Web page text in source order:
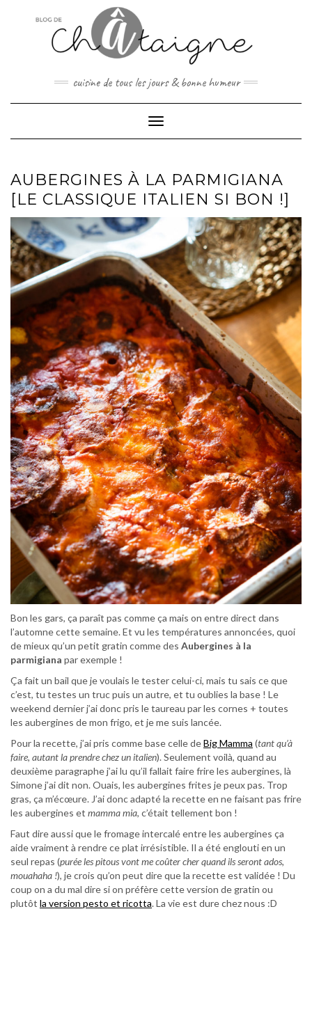
cuisine de tous les jours & bonne humeur
Toggle Navigation
AUBERGINES À LA PARMIGIANA
[LE CLASSIQUE ITALIEN SI BON !]
Bon les gars, ça paraît pas comme ça mais on entre direct dans
l’automne cette semaine. Et vu les températures annoncées, quoi
de mieux qu’un petit gratin comme des Aubergines à la
parmigiana par exemple !
Ça fait un bail que je voulais le tester celui-ci, mais tu sais ce que
c’est, tu testes un truc puis un autre, et tu oublies la base ! Le
weekend dernier j’ai donc pris le taureau par les cornes + toutes
les aubergines de mon frigo, et je me suis lancée.
Pour la recette, j’ai pris comme base celle deBig Mamma (tant qu’à
faire, autant la prendre chez un italien). Seulement voilà, quand au
deuxième paragraphe j’ai lu qu’il fallait faire frire les aubergines, là
Simone j’ai dit non. Ouais, les aubergines frites je peux pas. Trop
gras, ça m’écœure. J’ai donc adapté la recette en ne faisant pas frire
les aubergines et mamma mia, c’était tellement bon !
Faut dire aussi que le fromage intercalé entre les aubergines ça
aide vraiment à rendre ce plat irrésistible. Il a été englouti en un
seul repas (purée les pitous vont me coûter cher quand ils seront ados,
mouahaha !), je crois qu’on peut dire que la recette est validée ! Du
coup on a du mal dire si on préfère cette version de gratin ou
plutôt la version pesto et ricotta. La vie est dure chez nous :D